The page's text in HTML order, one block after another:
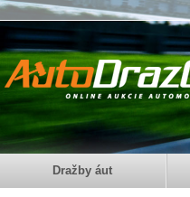
Dražby áut